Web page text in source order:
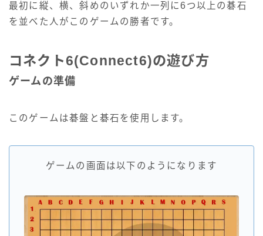
最初に縦、横、斜めのいずれか一列に6つ以上の碁石
を並べた人がこのゲームの勝者です。
コネクト6(Connect6)の遊び方
ゲームの準備
このゲームは碁盤と碁石を使用します。
ゲームの画面は以下のようになります